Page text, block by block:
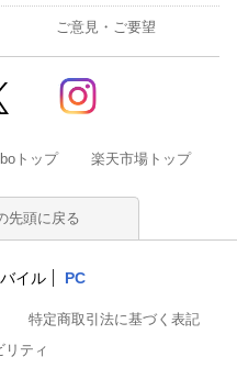
ご意見・ご要望
トップ 楽天市場トップ
先頭に戻る
イル PC
特定商取引法に基づく表記
リティ